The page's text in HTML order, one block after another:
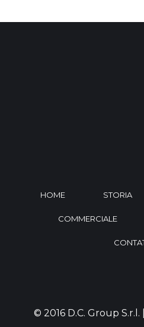
HOME STORIA
COMMERCIALE
© 2016 D.C. Group S.r.l. |